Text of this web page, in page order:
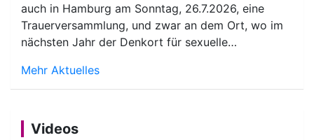
auch in Hamburg am Sonntag, 26.7.2026, eine
Trauerversammlung, und zwar an dem Ort, wo im
nächsten Jahr der Denkort für sexuelle…
Mehr Aktuelles
Videos